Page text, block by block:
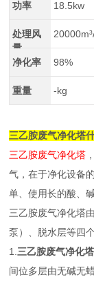
功率 18.5kw
处理风
量
净化率 98%
重量 -kg
三乙胺废气净化塔
三乙胺废气净化塔
气，在于净化设备
单、使用长的酸、
三乙胺废气净化塔
泵）、脱水层等四
1. 三乙胺废气净化
间位多层由无碱无